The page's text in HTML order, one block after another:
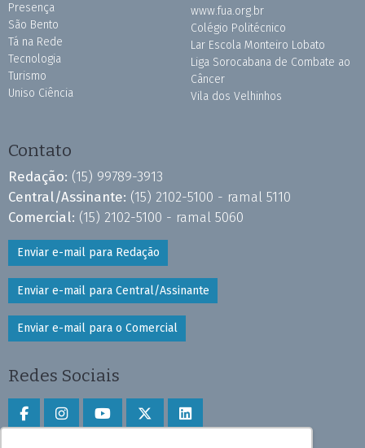
Presença
São Bento
Tá na Rede
Tecnologia
Turismo
Uniso Ciência
www.fua.org.br
Colégio Politécnico
Lar Escola Monteiro Lobato
Liga Sorocabana de Combate ao
Câncer
Vila dos Velhinhos
Contato
Redação: (15) 99789-3913
Central/Assinante: (15) 2102-5100 - ramal 5110
Comercial: (15) 2102-5100 - ramal 5060
Enviar e-mail para Redação
Enviar e-mail para Central/Assinante
Enviar e-mail para o Comercial
Redes Sociais